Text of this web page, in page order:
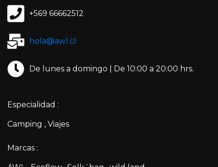
+569 66662512
hola@awl.cl
De lunes a domingo | De 10:00 a 20:00 hrs.
Especialidad :
Camping Viajes
Marcas :